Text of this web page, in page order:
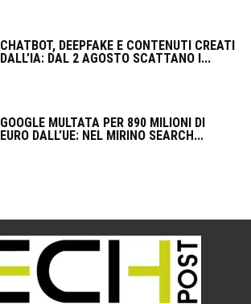
CHATBOT, DEEPFAKE E CONTENUTI CREATI
DALL’IA: DAL 2 AGOSTO SCATTANO I...
GOOGLE MULTATA PER 890 MILIONI DI
EURO DALL’UE: NEL MIRINO SEARCH...